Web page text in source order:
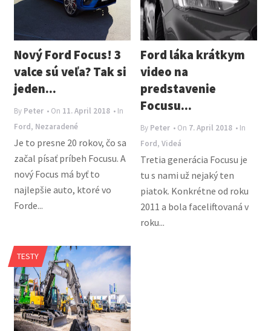
Nový Ford Focus! 3
valce sú veľa? Tak si
jeden...
By Peter • On 11. April 2018 • In
Ford, Nezaradené
Je to presne 20 rokov, čo sa
začal písať príbeh Focusu. A
nový Focus má byť to
najlepšie auto, ktoré vo
Forde...
Ford láka krátkym
video na
predstavenie
Focusu...
By Peter • On 7. April 2018 • In
Ford,Videá
Tretia generácia Focusu je
tu s nami už nejaký ten
piatok. Konkrétne od roku
2011 a bola faceliftovaná v
roku...
TESTY